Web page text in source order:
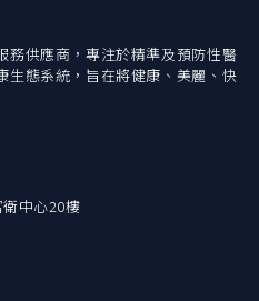
務供應商，專注於精準及預防性醫
生態系統，旨在將健康、美麗、快
中心20樓